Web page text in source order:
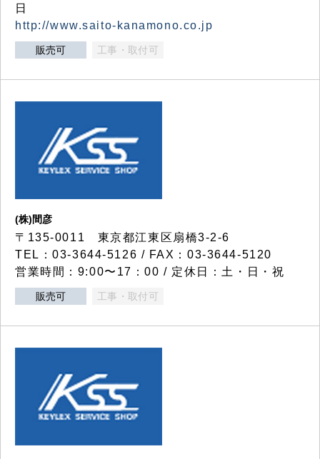
日
http://www.saito-kanamono.co.jp
販売可 工事・取付可
(株)間彦
〒135-0011 東京都江東区扇橋3-2-6
TEL：03-3644-5126 / FAX：03-3644-5120
営業時間：9:00〜17：00 / 定休日：土・日・祝
販売可 工事・取付可